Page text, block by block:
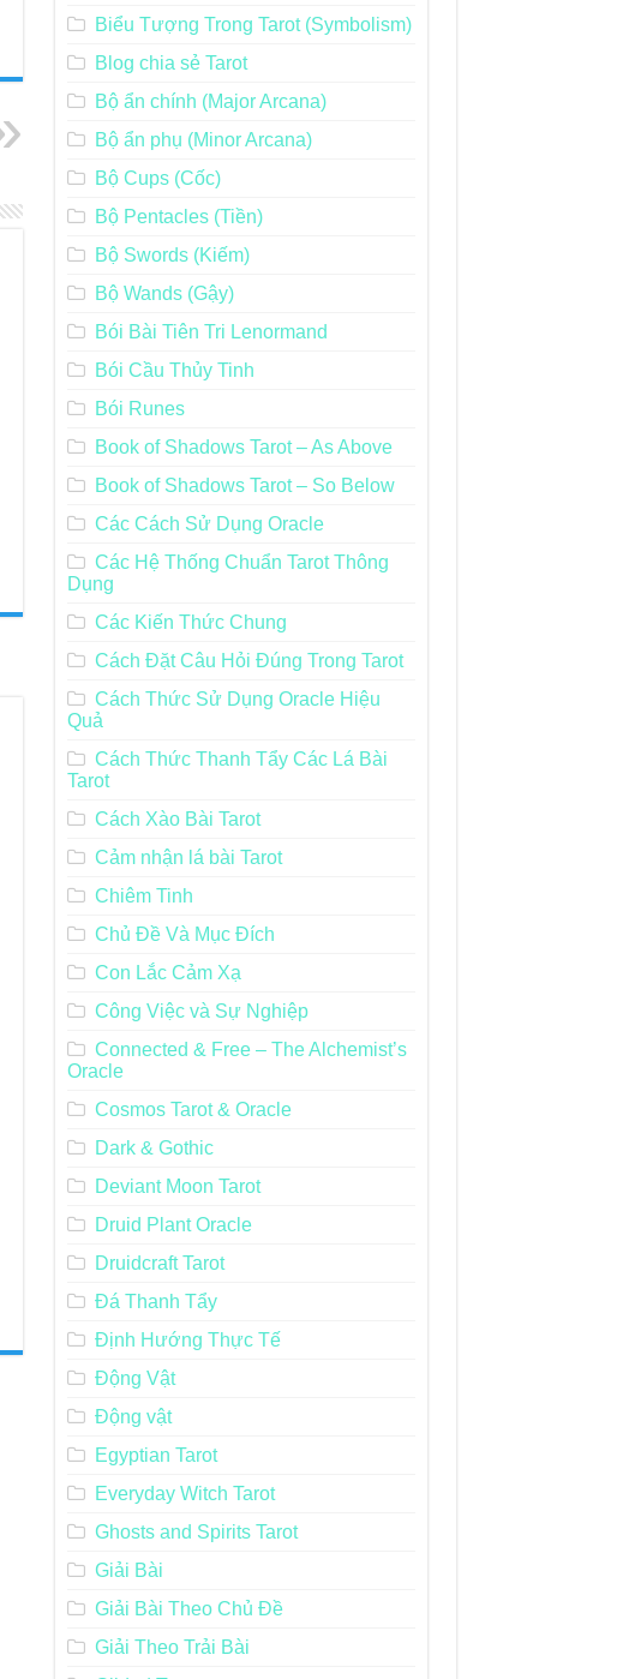
Biểu Tượng Trong Tarot (Symbolism)
Blog chia sẻ Tarot
Bộ ẩn chính (Major Arcana)
Bộ ẩn phụ (Minor Arcana)
Bộ Cups (Cốc)
Bộ Pentacles (Tiền)
Bộ Swords (Kiếm)
Bộ Wands (Gậy)
Bói Bài Tiên Tri Lenormand
Bói Cầu Thủy Tinh
Bói Runes
Book of Shadows Tarot – As Above
Book of Shadows Tarot – So Below
Các Cách Sử Dụng Oracle
Các Hệ Thống Chuẩn Tarot Thông
Dụng
Các Kiến Thức Chung
Cách Đặt Câu Hỏi Đúng Trong Tarot
Cách Thức Sử Dụng Oracle Hiệu
Quả
Cách Thức Thanh Tẩy Các Lá Bài
Tarot
Cách Xào Bài Tarot
Cảm nhận lá bài Tarot
Chiêm Tinh
Chủ Đề Và Mục Đích
Con Lắc Cảm Xạ
Công Việc và Sự Nghiệp
Connected & Free – The Alchemist’s
Oracle
Cosmos Tarot & Oracle
Dark & Gothic
Deviant Moon Tarot
Druid Plant Oracle
Druidcraft Tarot
Đá Thanh Tẩy
Định Hướng Thực Tế
Động Vật
Động vật
Egyptian Tarot
Everyday Witch Tarot
Ghosts and Spirits Tarot
Giải Bài
Giải Bài Theo Chủ Đề
Giải Theo Trải Bài